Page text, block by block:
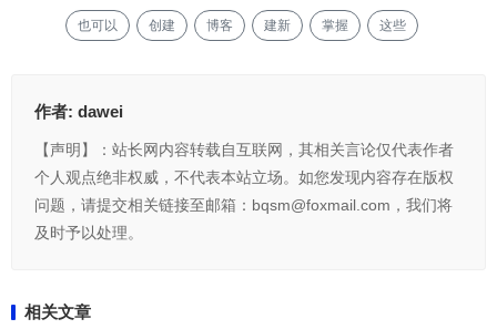
也可以 创建 博客 建新 掌握 这些
作者: dawei
【声明】：站长网内容转载自互联网，其相关言论仅代表作者
个人观点绝非权威，不代表本站立场。如您发现内容存在版权
问题，请提交相关链接至邮箱：bqsm@foxmail.com，我们将
及时予以处理。
相关文章